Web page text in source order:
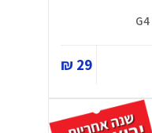
29 ₪